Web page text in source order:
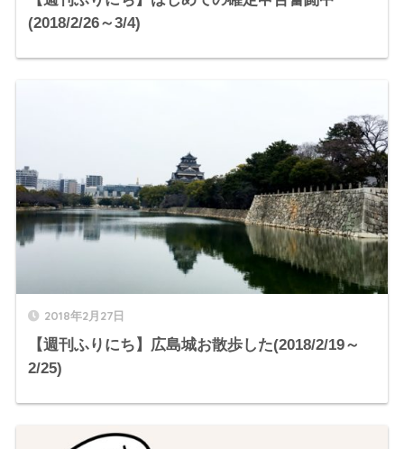
(2018/2/26～3/4)
2018年2月27日
【週刊ふりにち】広島城お散歩した(2018/2/19～
2/25)